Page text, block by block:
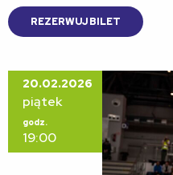
REZERWUJ BILET
20.02.2026
piątek
godz.
19:00